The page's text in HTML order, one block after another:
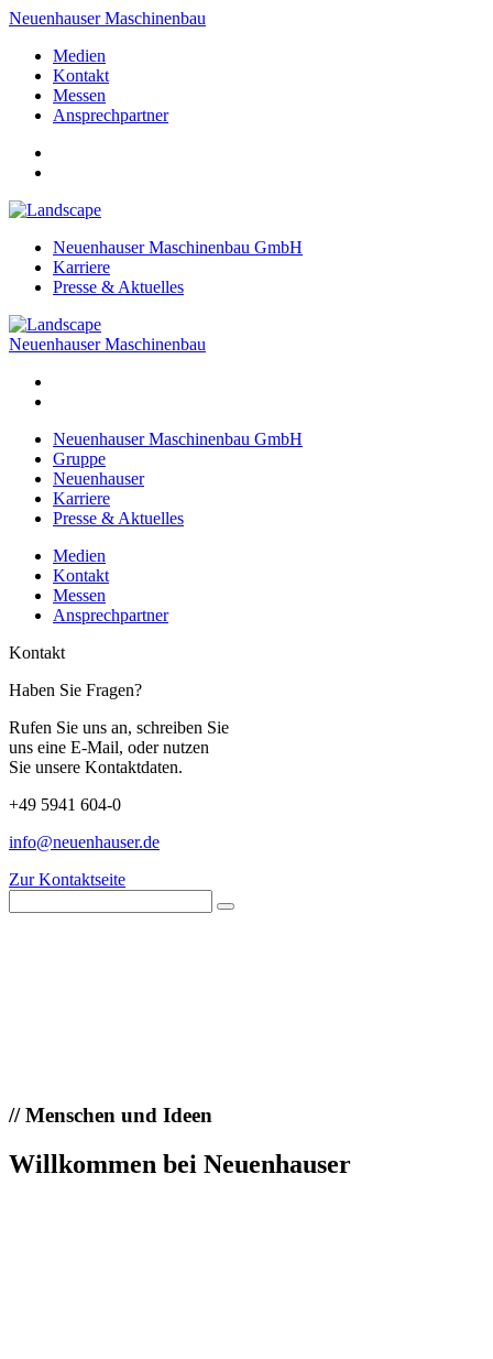
Neuenhauser Maschinenbau
Medien
Kontakt
Messen
Ansprechpartner
Neuenhauser Maschinenbau GmbH
Karriere
Presse & Aktuelles
Neuenhauser Maschinenbau
Neuenhauser Maschinenbau GmbH
Gruppe
Neuenhauser
Karriere
Presse & Aktuelles
Medien
Kontakt
Messen
Ansprechpartner
Kontakt
Haben Sie Fragen?
Rufen Sie uns an, schreiben Sie
uns eine E-Mail, oder nutzen
Sie unsere Kontaktdaten.
+49 5941 604-0
info@neuenhauser.de
Zur Kontaktseite
//Menschen und Ideen
Willkommen bei Neuenhauser